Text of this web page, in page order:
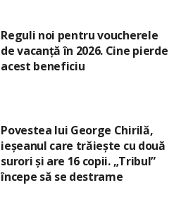
Reguli noi pentru voucherele
de vacanță în 2026. Cine pierde
acest beneficiu
Povestea lui George Chirilă,
ieșeanul care trăiește cu două
surori și are 16 copii. „Tribul”
începe să se destrame